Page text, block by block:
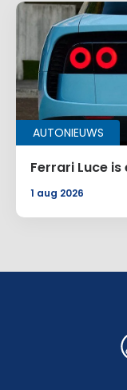
AUTONIEUWS
Ferrari Luce
1 aug 2026